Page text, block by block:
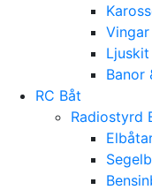
Vingar
Banor
RC Båt
Radiostyrd